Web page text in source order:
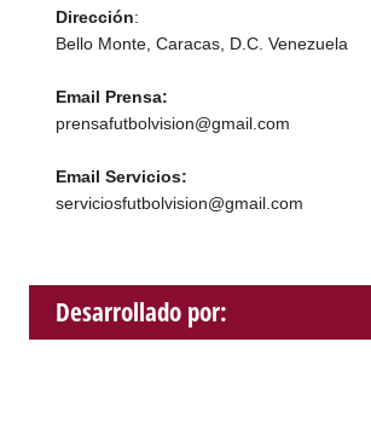
Dirección:
Bello Monte, Caracas, D.C. Venezuela
Email Prensa:
prensafutbolvision@gmail.com
Email Servicios:
serviciosfutbolvision@gmail.com
Desarrollado por: